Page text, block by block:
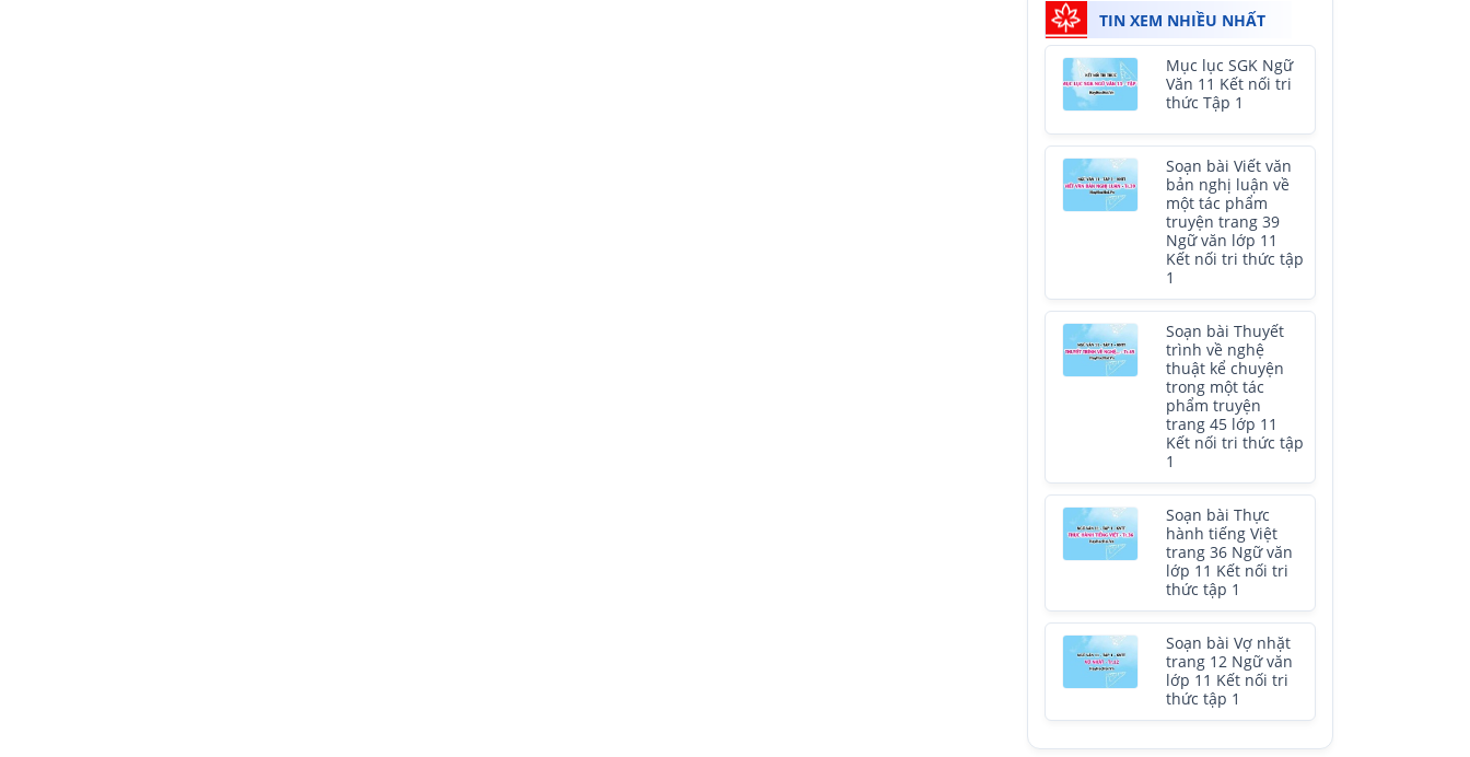
TIN XEM NHIỀU NHẤT
Mục lục SGK Ngữ
Văn 11 Kết nối tri
thức Tập 1
Soạn bài Viết văn
bản nghị luận về
một tác phẩm
truyện trang 39
Ngữ văn lớp 11
Kết nối tri thức tập
1
Soạn bài Thuyết
trình về nghệ
thuật kể chuyện
trong một tác
phẩm truyện
trang 45 lớp 11
Kết nối tri thức tập
1
Soạn bài Thực
hành tiếng Việt
trang 36 Ngữ văn
lớp 11 Kết nối tri
thức tập 1
Soạn bài Vợ nhặt
trang 12 Ngữ văn
lớp 11 Kết nối tri
thức tập 1